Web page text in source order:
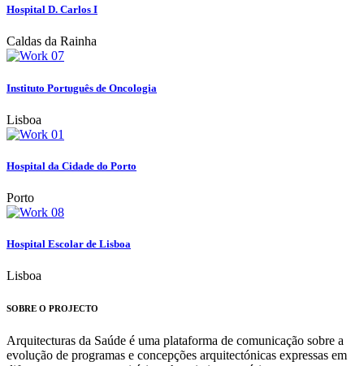
Hospital D. Carlos I
Caldas da Rainha
Instituto Português de Oncologia
Lisboa
Hospital da Cidade do Porto
Porto
Hospital Escolar de Lisboa
Lisboa
SOBRE O PROJECTO
Arquitecturas da Saúde é uma plataforma de comunicação sobre a
evolução de programas e concepções arquitectónicas expressas em